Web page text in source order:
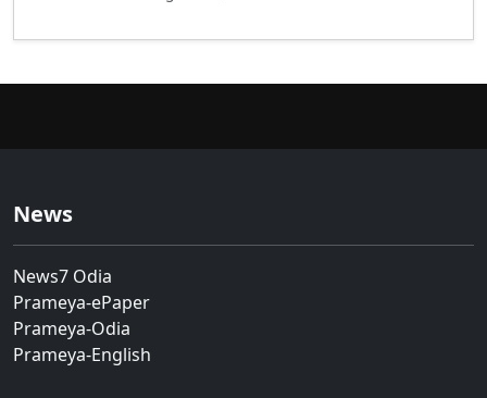
News
News7 Odia
Prameya-ePaper
Prameya-Odia
Prameya-English